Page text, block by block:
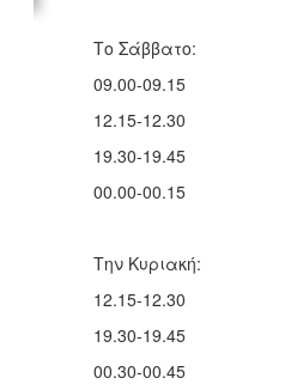
Το Σάββατο:
09.00-09.15
12.15-12.30
19.30-19.45
00.00-00.15
Την Κυριακή:
12.15-12.30
19.30-19.45
00.30-00.45